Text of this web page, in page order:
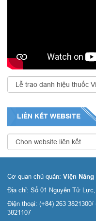
LIÊN KẾT WEBSITE
Cơ quan chủ quản: Viện
Địa chỉ: Số 01 Nguyên Tử
Điện thoại: (+84) 263
3821107